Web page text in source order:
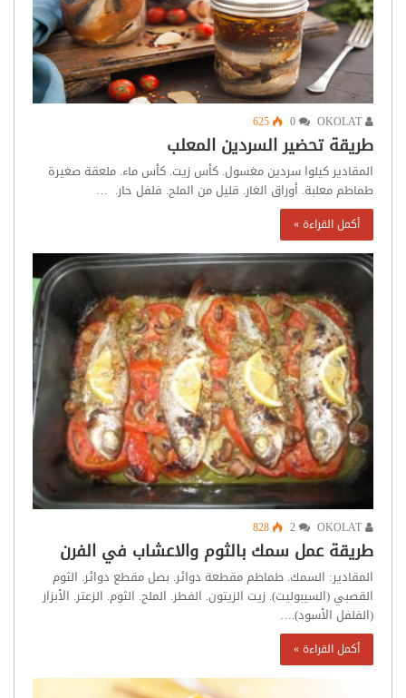
625
طريقة تحضير السردين المعلب
المقادير كيلوا سردين مغسول. كأس زيت. كأس ماء. ملعقة صغيرة
طماطم معلبة. أوراق الغار. قليل من الملح. فلفل حار. …
أكمل القراءة »
828
طريقة عمل سمك بالثوم والاعشاب في الفرن
المقادير: السمك. طماطم مقطعة دوائر. بصل مقطع دوائر. الثوم
القصبي (السيبوليت). زيت الزيتون. الفطر. الملح. الثوم. الزعتر. الأبزار
(الفلفل الأسود).…
أكمل القراءة »